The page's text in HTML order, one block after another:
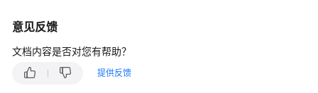
最
佳
实
践
意见反馈
文档内容是否对您有帮助？
提供反馈